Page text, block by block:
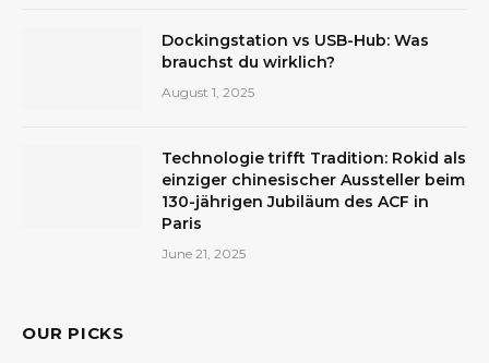
Dockingstation vs USB-Hub: Was
brauchst du wirklich?
August 1, 2025
Technologie trifft Tradition: Rokid als
einziger chinesischer Aussteller beim
130-jährigen Jubiläum des ACF in
Paris
June 21, 2025
OUR PICKS